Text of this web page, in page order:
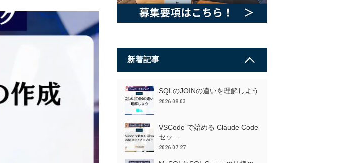
新着記事
SQLのJOINの違いを理解しよう
2026.08.03
VSCode で始める Claude Code
セッ…
2026.07.27